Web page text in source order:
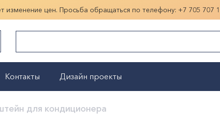
изменение цен. Просьба обращаться по телефону: +7 705 707
Показать больше
Контакты Дизайн проекты
для кондиционера